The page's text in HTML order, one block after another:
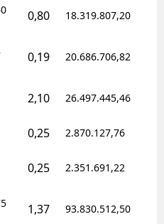
Zonguldak
Aksaray
Batman
0,80 18.319.807,20
0,19 20.686.706,82
2,10 26.497.445,46
0,25 2.870.127,76
0,25 2.351.691,22
1,37 93.830.512,50